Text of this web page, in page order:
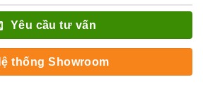
Yêu cầu tư vấn
thống Showroom